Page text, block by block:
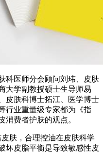
科医师分会顾问刘玮、皮肤
大学副教授硕士生导师易
皮肤科博士拓江、医学博士
行业重量级专家都为《指
消费者护肤的观点。
肤，合理控油在皮肤科学
坏皮脂平衡是导致敏感性皮